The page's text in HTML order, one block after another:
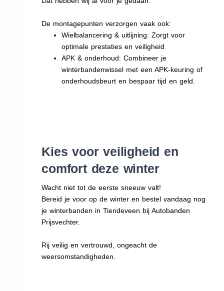
De montagepunten verzorgen vaak ook:
Wielbalancering & uitlijning: Zorgt voor
optimale prestaties en veiligheid
APK & onderhoud: Combineer je
winterbandenwissel met een APK-keuring of
onderhoudsbeurt en bespaar tijd en geld.
Kies voor veiligheid en
comfort deze winter
Wacht niet tot de eerste sneeuw valt!
Bereid je voor op de winter en bestel vandaag nog
je winterbanden in Tiendeveen bij Autobanden
Prijsvechter.
Rij veilig en vertrouwd, ongeacht de
weersomstandigheden.